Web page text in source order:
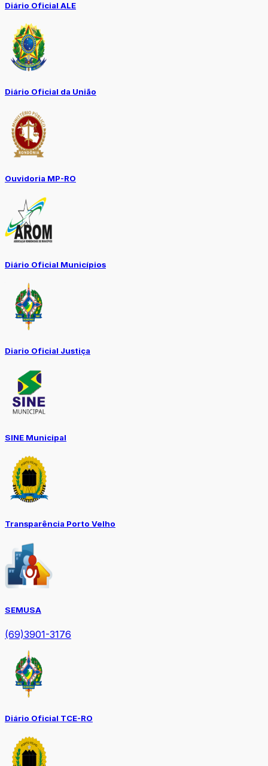
Diário Oficial ALE
Diário Oficial da União
Ouvidoria MP-RO
Diário Oficial Municípios
Diario Oficial Justiça
SINE Municipal
Transparência Porto Velho
SEMUSA
(69)3901-3176
Diário Oficial TCE-RO